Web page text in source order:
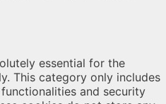
essential for the
This category only includes
and security